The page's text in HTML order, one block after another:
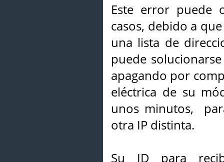
Este error puede
casos, debido a
una lista de
puede
apagando por
eléctrica de su
unos minutos,
otra IP distinta.
Su ID para